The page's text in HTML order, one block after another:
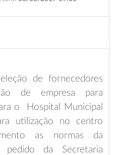
de fornecedores
de empresa para
o Hospital Municipal
utilização no centro
as normas da
pedido da Secretaria